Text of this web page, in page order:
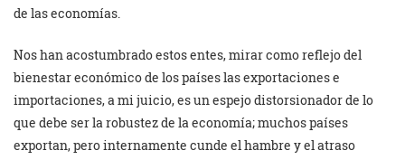
de las economías.
Nos han acostumbrado estos entes, mirar como reflejo del
bienestar económico de los países las exportaciones e
importaciones, a mi juicio, es un espejo distorsionador de lo
que debe ser la robustez de la economía; muchos países
exportan, pero internamente cunde el hambre y el atraso